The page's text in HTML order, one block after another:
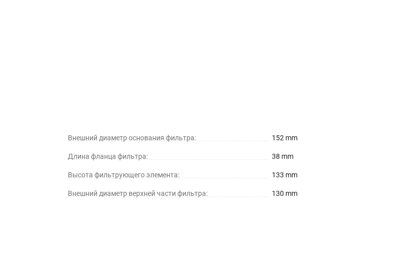
Внешний диаметр основания фильтра: 152 mm
Длина фланца фильтра: 38 mm
Высота фильтрующего элемента: 133 mm
Внешний диаметр верхней части фильтра: 130 mm